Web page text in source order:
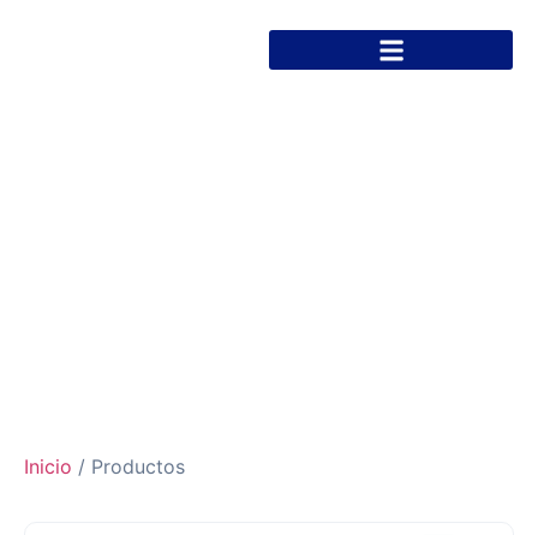
Inicio / Productos